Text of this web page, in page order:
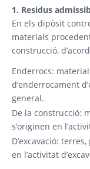
1. Residus
En els dipòsit
materials
construcció,
Enderrocs:
d’enderrocament
general.
De la construcció:
s’originen en
D’excavació:
en l’activitat